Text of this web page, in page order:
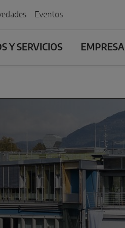
Eventos
Y SERVICIOS EMPRESA